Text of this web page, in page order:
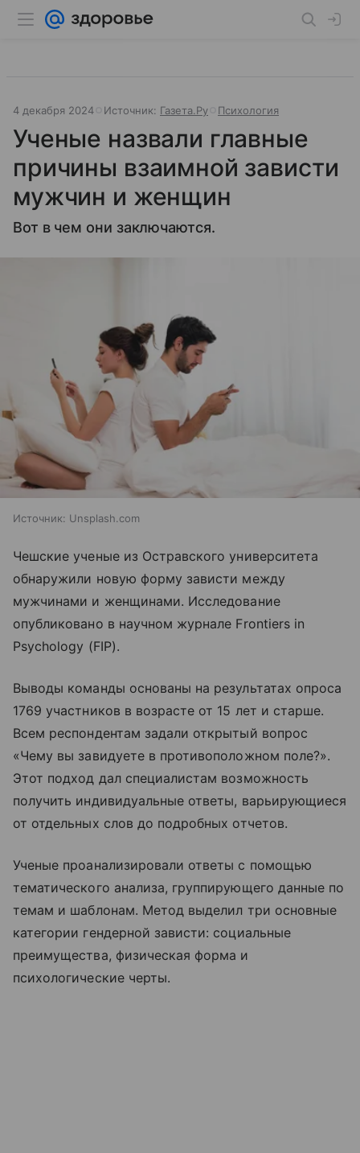
4 декабря 2024 Источник: Газета.Ру Психология
Ученые назвали главные
причины взаимной зависти
мужчин и женщин
Вот в чем они заключаются.
Источник: Unsplash.com
Чешские ученые из Остравского университета
обнаружили новую форму зависти между
мужчинами и женщинами. Исследование
опубликовано в научном журнале Frontiers in
Psychology (FIP).
Выводы команды основаны на результатах опроса
1769 участников в возрасте от 15 лет и старше.
Всем респондентам задали открытый вопрос
«Чему вы завидуете в противоположном поле?».
Этот подход дал специалистам возможность
получить индивидуальные ответы, варьирующиеся
от отдельных слов до подробных отчетов.
Ученые проанализировали ответы с помощью
тематического анализа, группирующего данные по
темам и шаблонам. Метод выделил три основные
категории гендерной зависти: социальные
преимущества, физическая форма и
психологические черты.